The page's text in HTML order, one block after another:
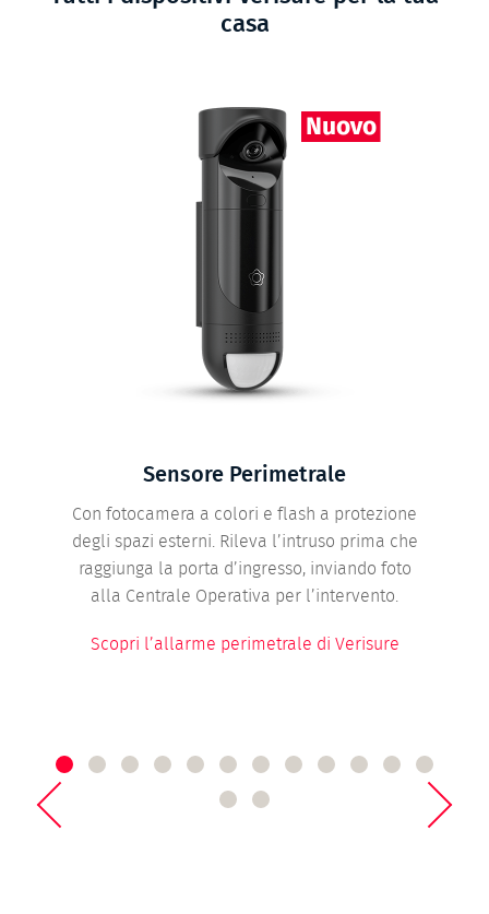
casa
Sensore Perimetrale
Con fotocamera a colori e flash a protezione
degli spazi esterni. Rileva l’intruso prima che
raggiunga la porta d’ingresso, inviando foto
alla Centrale Operativa per l’intervento.
Scopri l’allarme perimetrale di Verisure